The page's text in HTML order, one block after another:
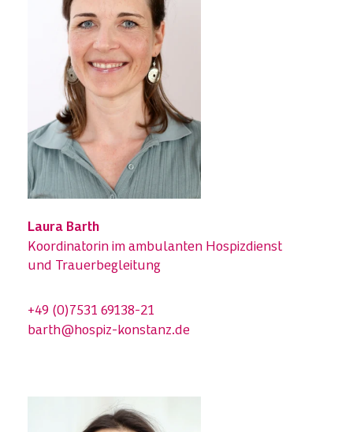
Laura Barth
Koordinatorin im ambulanten Hospizdienst
und Trauerbegleitung
+49 (0)7531 69138-21
barth@hospiz-konstanz.de